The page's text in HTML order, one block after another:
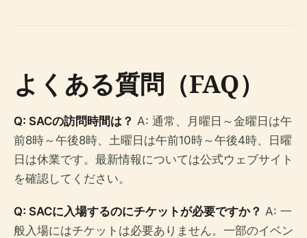
よくある質問（FAQ）
Q: SACの訪問時間は？ A: 通常、月曜日～金曜日は午
前8時～午後8時、土曜日は午前10時～午後4時、日曜
日は休業です。最新情報については公式ウェブサイト
を確認してください。
Q: SACに入場するのにチケットが必要ですか？ A: 一
般入場にはチケットは必要ありません。一部のイベン